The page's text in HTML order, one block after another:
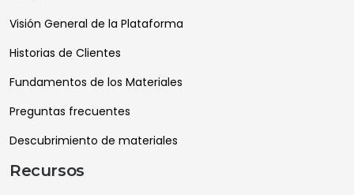
Visión General de la Plataforma
Historias de Clientes
Fundamentos de los Materiales
Preguntas frecuentes
Descubrimiento de materiales
Recursos